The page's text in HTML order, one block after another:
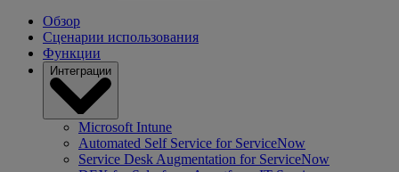
Обзор
Сценарии использования
Функции
Интеграции
Microsoft Intune
Automated Self Service for ServiceNow
Service Desk Augmentation for ServiceNow